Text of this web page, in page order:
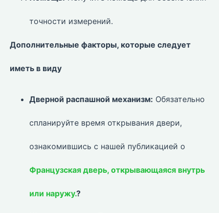
точности измерений.
Дополнительные факторы, которые следует
иметь в виду
Дверной распашной механизм: Обязательно
спланируйте время открывания двери,
ознакомившись с нашей публикацией о
Французская дверь, открывающаяся внутрь
или наружу.?